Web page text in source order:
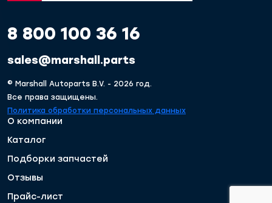
8 800 100 36 16
sales@marshall.parts
© Marshall Autoparts B.V. - 2026 год.
Все права защищены.
Политика обработки персональных данных
О компании
Каталог
Подборки запчастей
Отзывы
Прайс-лист